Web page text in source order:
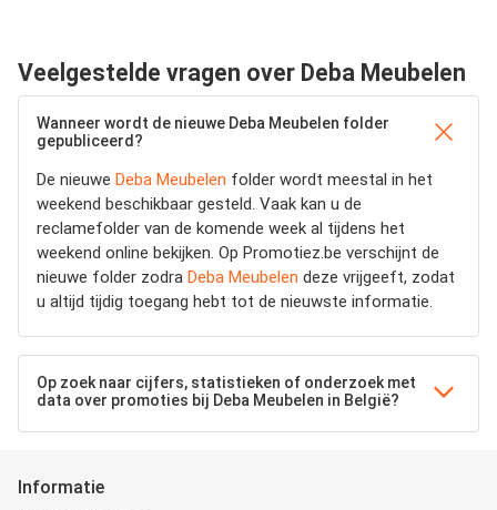
Veelgestelde vragen over Deba Meubelen
Wanneer wordt de nieuwe Deba Meubelen folder
gepubliceerd?
De nieuwe Deba Meubelen folder wordt meestal in het
weekend beschikbaar gesteld. Vaak kan u de
reclamefolder van de komende week al tijdens het
weekend online bekijken. Op Promotiez.be verschijnt de
nieuwe folder zodra Deba Meubelen deze vrijgeeft, zodat
u altijd tijdig toegang hebt tot de nieuwste informatie.
Op zoek naar cijfers, statistieken of onderzoek met
data over promoties bij Deba Meubelen in België?
Informatie